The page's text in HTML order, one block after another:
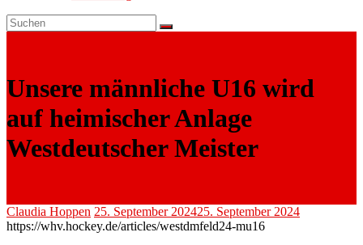
Unsere männliche U16 wird
auf heimischer Anlage
Westdeutscher Meister
Claudia Hoppen 25. September 202425. September 2024
https://whv.hockey.de/articles/westdmfeld24-mu16